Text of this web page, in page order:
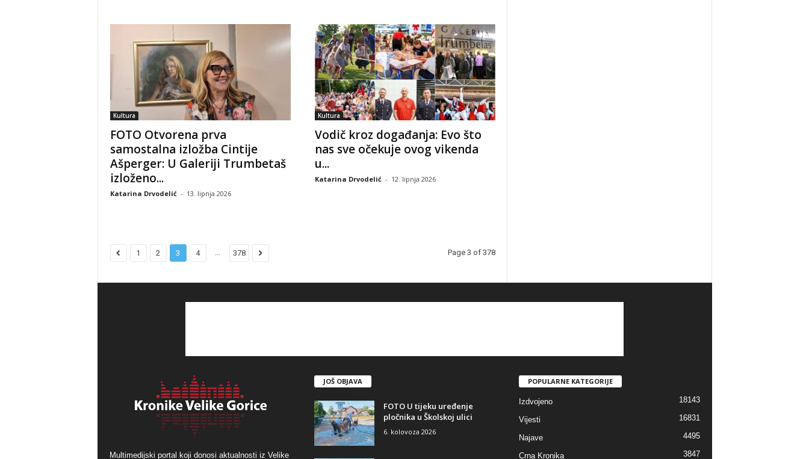
Kultura
FOTO Otvorena prva
samostalna izložba Cintije
Ašperger: U Galeriji Trumbetaš
izloženo...
Katarina Drvodelić - 13. lipnja 2026
Kultura
Vodič kroz događanja: Evo što
nas sve očekuje ovog vikenda
u...
Katarina Drvodelić - 12. lipnja 2026
1 2 3 4 ... 378 Page 3 of 378
Multimedijski portal koji donosi aktualnosti iz Velike
JOŠ OBJAVA
FOTO U tijeku uređenje
pločnika u Školskoj ulici
6. kolovoza 2026
POPULARNE KATEGORIJE
Izdvojeno 18143
Vijesti 16831
Najave 4495
Crna Kronika 3847